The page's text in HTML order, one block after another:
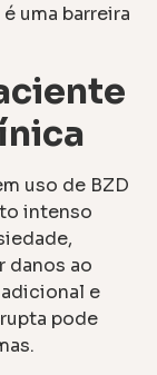
uma barreira
uso de BZD
intenso
danos ao
e
pode